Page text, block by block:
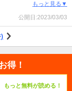
もっと見る▼
公開日:2023/03/03
得！
もっと無料が読める！